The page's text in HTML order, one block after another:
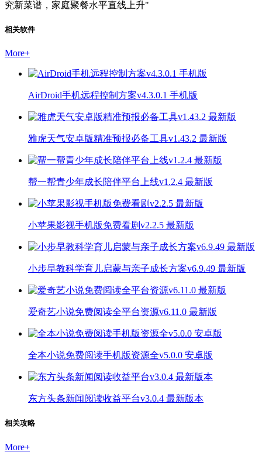
究新菜谱，家庭聚餐水平直线上升"
相关软件
More+
AirDroid手机远程控制方案v4.3.0.1 手机版
雅虎天气安卓版精准预报必备工具v1.43.2 最新版
帮一帮青少年成长陪伴平台上线v1.2.4 最新版
小苹果影视手机版免费看剧v2.2.5 最新版
小步早教科学育儿启蒙与亲子成长方案v6.9.49 最新版
爱奇艺小说免费阅读全平台资源v6.11.0 最新版
全本小说免费阅读手机版资源全v5.0.0 安卓版
东方头条新闻阅读收益平台v3.0.4 最新版本
相关攻略
More+